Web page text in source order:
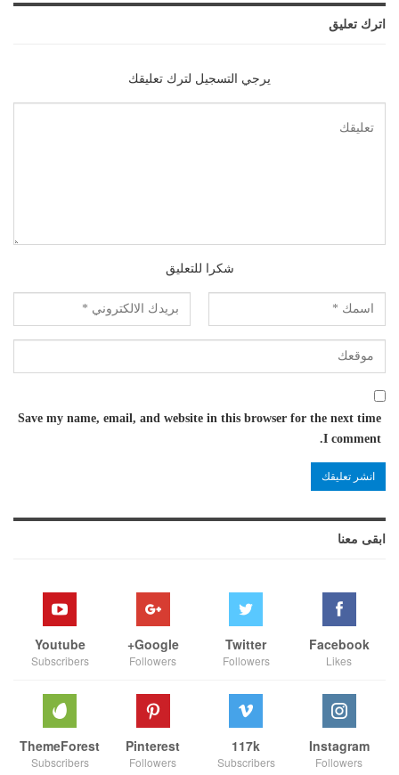
اترك تعليق
يرجي التسجيل لترك تعليقك
شكرا للتعليق
Save my name, email, and website in this browser for the next time
I comment.
ابقى معنا
Facebook
Likes
Twitter
Followers
Google+
Followers
Youtube
Subscribers
Instagram
Followers
117k
Subscribers
Pinterest
Followers
ThemeForest
Subscribers